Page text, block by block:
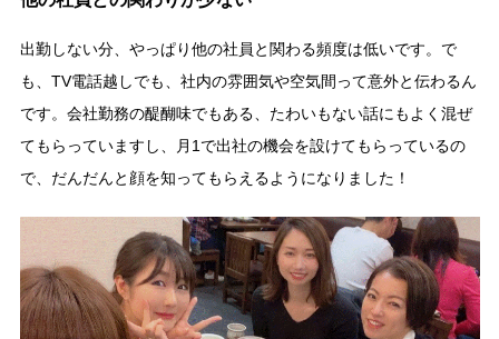
出勤しない分、やっぱり他の社員と関わる頻度は低いです。で
も、TV電話越しでも、社内の雰囲気や空気間って意外と伝わるん
です。会社勤務の醍醐味でもある、たわいもない話にもよく混ぜ
てもらっていますし、月1で出社の機会を設けてもらっているの
で、だんだんと顔を知ってもらえるようになりました！